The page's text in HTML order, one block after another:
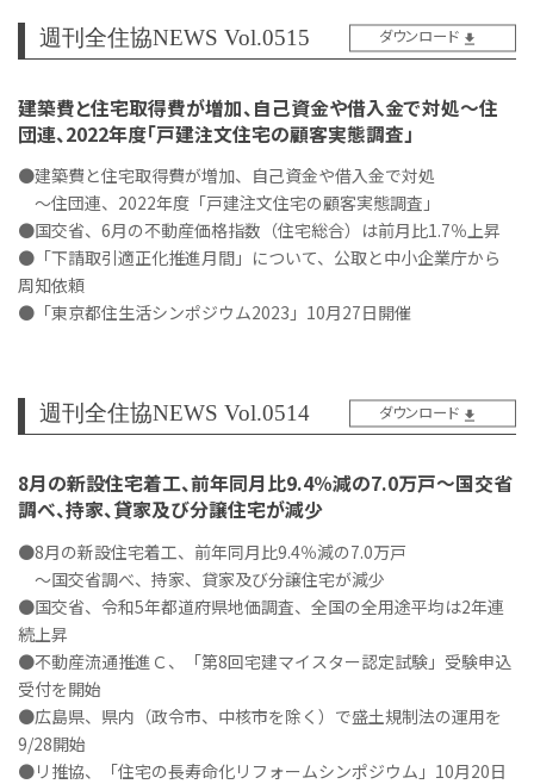
週刊全住協NEWS Vol.0515 ダウンロード
建築費と住宅取得費が増加、自己資金や借入金で対処～住
団連、2022年度「戸建注文住宅の顧客実態調査」
●建築費と住宅取得費が増加、自己資金や借入金で対処
～住団連、2022年度「戸建注文住宅の顧客実態調査」
●国交省、6月の不動産価格指数（住宅総合）は前月比1.7％上昇
●「下請取引適正化推進月間」について、公取と中小企業庁から
周知依頼
●「東京都住生活シンポジウム2023」10月27日開催
週刊全住協NEWS Vol.0514 ダウンロード
8月の新設住宅着工、前年同月比9.4％減の7.0万戸～国交省
調べ、持家、貸家及び分譲住宅が減少
●8月の新設住宅着工、前年同月比9.4％減の7.0万戸
～国交省調べ、持家、貸家及び分譲住宅が減少
●国交省、令和5年都道府県地価調査、全国の全用途平均は2年連
続上昇
●不動産流通推進Ｃ、「第8回宅建マイスター認定試験」受験申込
受付を開始
●広島県、県内（政令市、中核市を除く）で盛土規制法の運用を
9/28開始
●リ推協、「住宅の長寿命化リフォームシンポジウム」10月20日